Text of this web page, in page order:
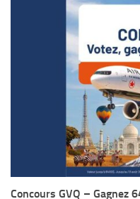
Concours GVQ – Gagnez